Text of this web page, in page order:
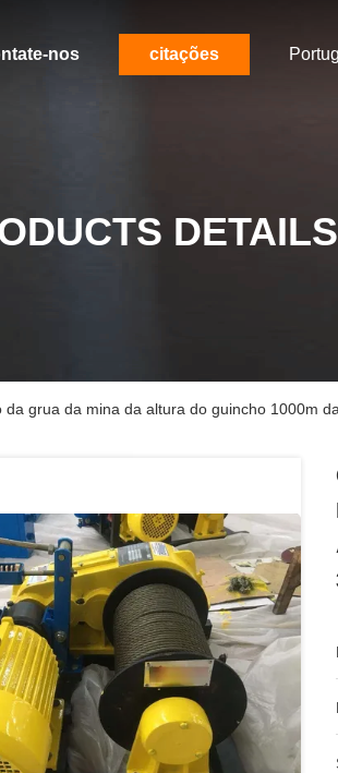
nos citações
DETAILS
grua da mina da altura do guincho 1000m